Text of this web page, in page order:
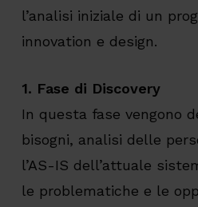
l’analisi iniziale di un
innovation e design.
1. Fase di Discovery
In questa fase vengono
bisogni, analisi delle
l’AS-IS dell’attuale
le problematiche e le